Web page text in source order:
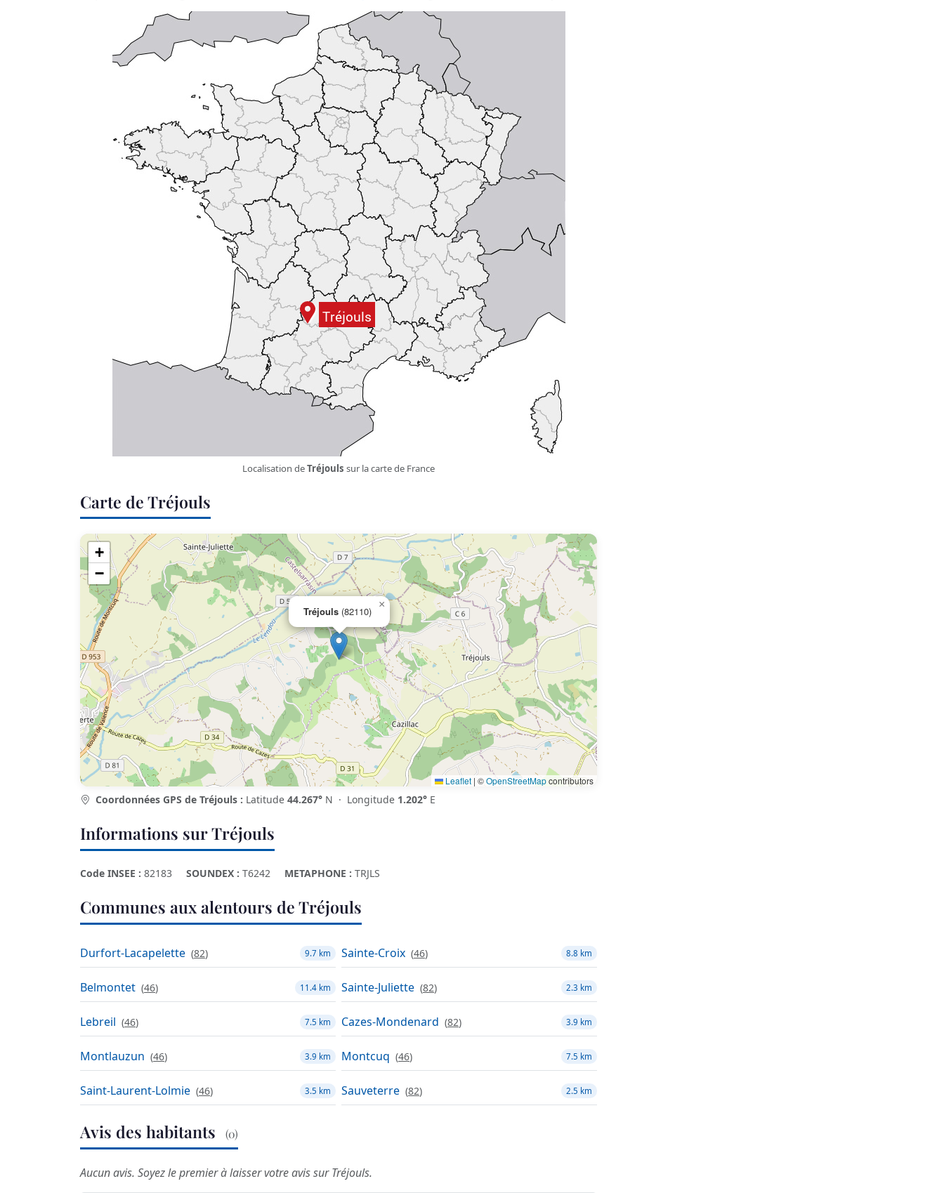
Localisation deTréjouls sur la carte de France
Carte de Tréjouls
Tréjouls (82110)
×
+
−
Leaflet | ©OpenStreetMapcontributors
Coordonnées GPS de Tréjouls : Latitude 44.267° N · Longitude 1.202° E
Informations sur Tréjouls
Code INSEE : 82183 SOUNDEX : T6242 METAPHONE : TRJLS
Communes aux alentours de Tréjouls
Durfort-Lacapelette (82) 9.7 km Sainte-Croix (46) 8.8 km
Belmontet (46) 11.4 km Sainte-Juliette (82) 2.3 km
Lebreil (46) 7.5 km Cazes-Mondenard (82) 3.9 km
Montlauzun (46) 3.9 km Montcuq (46) 7.5 km
Saint-Laurent-Lolmie (46) 3.5 km Sauveterre (82) 2.5 km
Avis des habitants (0)
Aucun avis. Soyez le premier à laisser votre avis sur Tréjouls.